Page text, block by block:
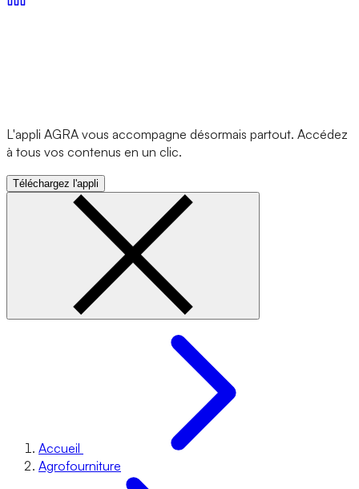
L'appli AGRA vous accompagne désormais partout. Accédez
à tous vos contenus en un clic.
Téléchargez l'appli
Accueil
Agrofourniture